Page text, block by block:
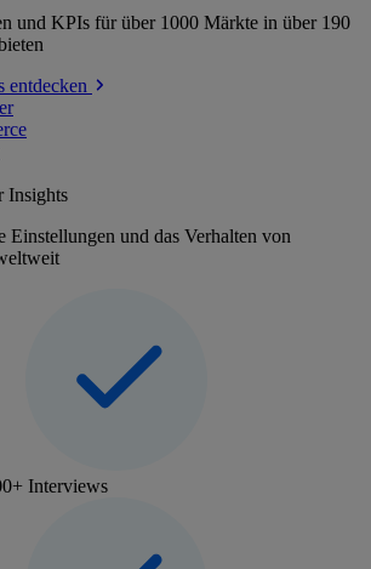
und KPIs für über 1000 Märkte in über 190
entdecken
Insights
Einstellungen und das Verhalten von
Interviews